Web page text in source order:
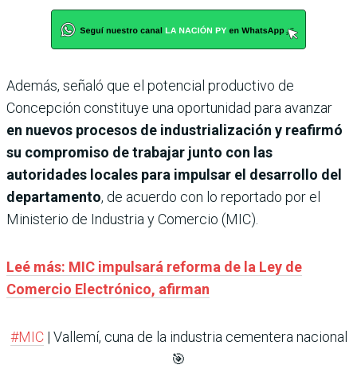
Además, señaló que el potencial productivo de
Concepción constituye una oportunidad para avanzar
en nuevos procesos de industrialización y reafirmó
su compromiso de trabajar junto con las
autoridades locales para impulsar el desarrollo del
departamento, de acuerdo con lo reportado por el
Ministerio de Industria y Comercio (MIC).
Leé más: MIC impulsará reforma de la Ley de
Comercio Electrónico, afirman
#MIC| Vallemí, cuna de la industria cementera nacional
🎯